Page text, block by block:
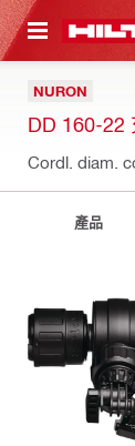
主要內容
NURON
DD 160-22
Cordl. diam.
產品